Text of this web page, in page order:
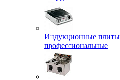
Индукционные плиты
профессиональные